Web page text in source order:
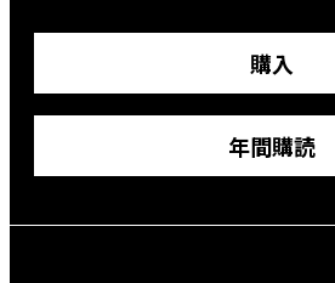
購入
年間購読